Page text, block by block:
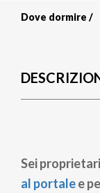
pane
Dove dormire
Sei
al portalee